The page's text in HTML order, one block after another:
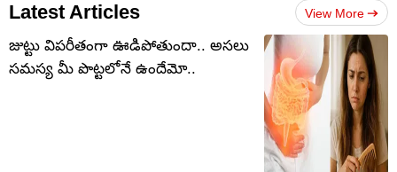
Latest Articles View More
జుట్టు విపరీతంగా ఊడిపోతుందా.. అసలు
సమస్య మీ పొట్టలోనే ఉందేమో..